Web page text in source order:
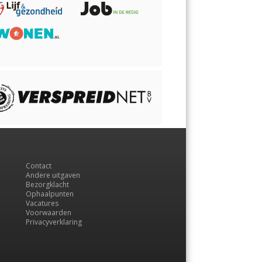
Contact
Andere uitgaven
Bezorgklacht
Ophaalpunten
Vacatures
Voorwaarden
Privacyverklaring